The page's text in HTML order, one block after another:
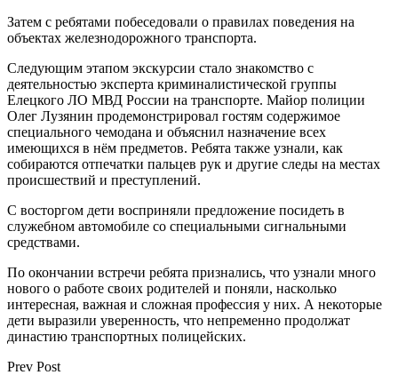
Затем с ребятами побеседовали о правилах поведения на
объектах железнодорожного транспорта.
Следующим этапом экскурсии стало знакомство с
деятельностью эксперта криминалистической группы
Елецкого ЛО МВД России на транспорте. Майор полиции
Олег Лузянин продемонстрировал гостям содержимое
специального чемодана и объяснил назначение всех
имеющихся в нём предметов. Ребята также узнали, как
собираются отпечатки пальцев рук и другие следы на местах
происшествий и преступлений.
С восторгом дети восприняли предложение посидеть в
служебном автомобиле со специальными сигнальными
средствами.
По окончании встречи ребята признались, что узнали много
нового о работе своих родителей и поняли, насколько
интересная, важная и сложная профессия у них. А некоторые
дети выразили уверенность, что непременно продолжат
династию транспортных полицейских.
Prev Post